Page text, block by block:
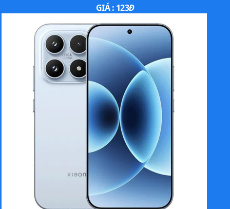
GIÁ : 123Đ